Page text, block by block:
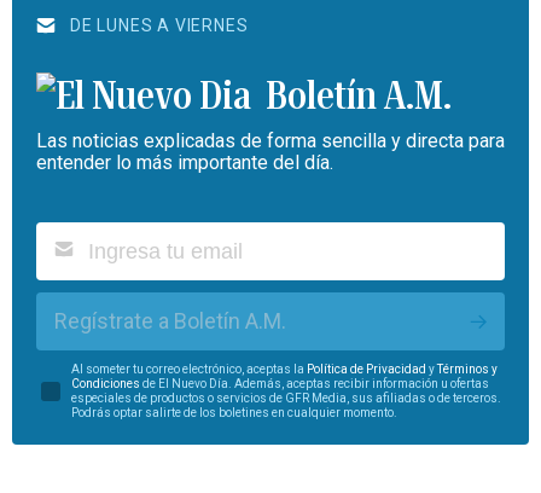
DE LUNES A VIERNES
Boletín A.M.
Las noticias explicadas de forma sencilla y directa para
entender lo más importante del día.
Regístrate a Boletín A.M.
Al someter tu correo electrónico, aceptas la Política de Privacidad yTérminos y
Condiciones de El Nuevo Día. Además, aceptas recibir información u ofertas
especiales de productos o servicios de GFR Media, sus afiliadas o de terceros.
Podrás optar salirte de los boletines en cualquier momento.